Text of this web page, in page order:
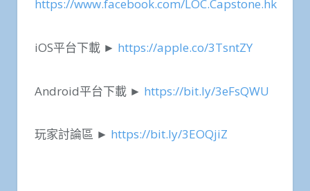
https://www.facebook.com/LOC.Capstone.hk
iOS平台下載 ► https://apple.co/3TsntZY
Android平台下載 ► https://bit.ly/3eFsQWU
玩家討論區 ► https://bit.ly/3EOQjiZ